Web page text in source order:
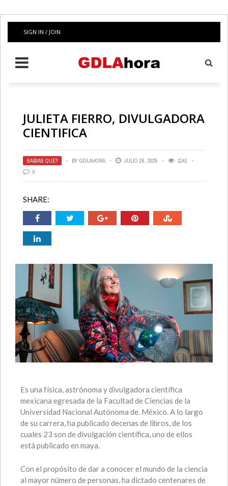
SIGN IN / JOIN
JULIETA FIERRO, DIVULGADORA
CIENTIFICA
SABIAS QUE? BY GDLAHORA JULIO 26, 2025
1141
0
SHARE:
Es una física, astrónoma y divulgadora científica
mexicana egresada de la Facultad de Ciencias de la
Universidad Nacional Autónoma de. México. A lo largo
de su carrera, ha publicado decenas de libros, de los
cuales 23 son de divulgación científica, uno de ellos
está publicado en maya.
Con el propósito de dar a conocer el mundo de la ciencia
al mayor número de personas, ha dictado centenares de